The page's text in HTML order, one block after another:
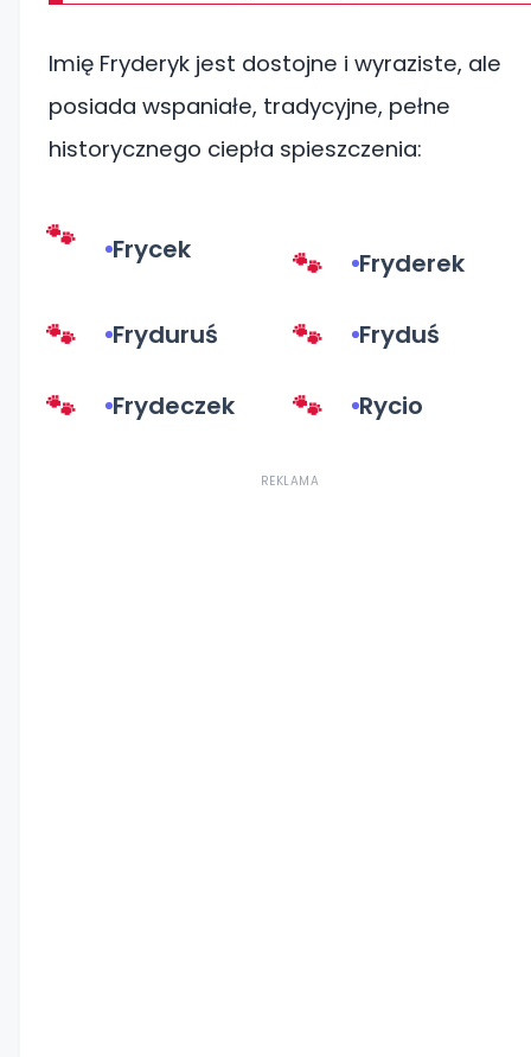
Imię Fryderyk jest dostojne i wyraziste, ale
posiada wspaniałe, tradycyjne, pełne
historycznego ciepła spieszczenia:
Frycek Fryderek
Fryduruś Fryduś
Frydeczek Rycio
REKLAMA